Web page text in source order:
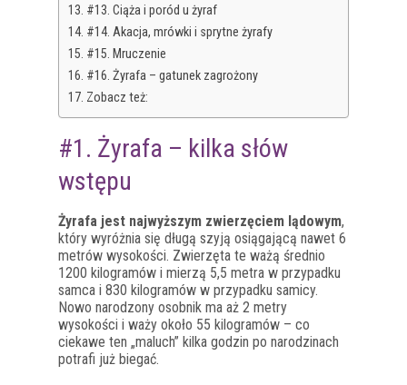
#13. Ciąża i poród u żyraf
#14. Akacja, mrówki i sprytne żyrafy
#15. Mruczenie
#16. Żyrafa – gatunek zagrożony
Zobacz też:
#1. Żyrafa – kilka słów
wstępu
Żyrafa jest najwyższym zwierzęciem lądowym,
który wyróżnia się długą szyją osiągającą nawet 6
metrów wysokości. Zwierzęta te ważą średnio
1200 kilogramów i mierzą 5,5 metra w przypadku
samca i 830 kilogramów w przypadku samicy.
Nowo narodzony osobnik ma aż 2 metry
wysokości i waży około 55 kilogramów – co
ciekawe ten „maluch” kilka godzin po narodzinach
potrafi już biegać.